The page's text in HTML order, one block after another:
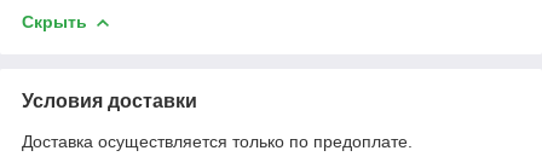
Скрыть
Условия доставки
Доставка осуществляется только по предоплате.